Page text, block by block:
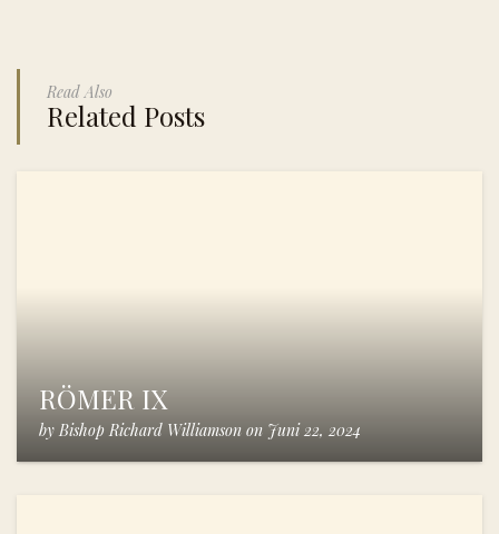
Read Also
Related Posts
RÖMER IX
by Bishop Richard Williamson on Juni 22, 2024